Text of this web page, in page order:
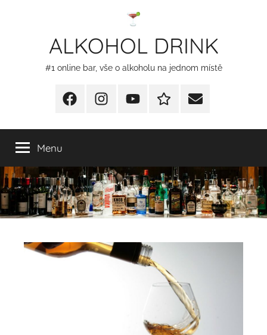
ALKOHOL DRINK
#1 online bar, vše o alkoholu na jednom místě
FacebookInstagram
YT
Redakční
E-
Menu